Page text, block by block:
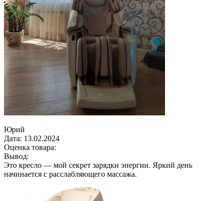
Юрий
Дата: 13.02.2024
Оценка товара:
Вывод:
Это кресло — мой секрет зарядки энергии. Яркий день
начинается с расслабляющего массажа.